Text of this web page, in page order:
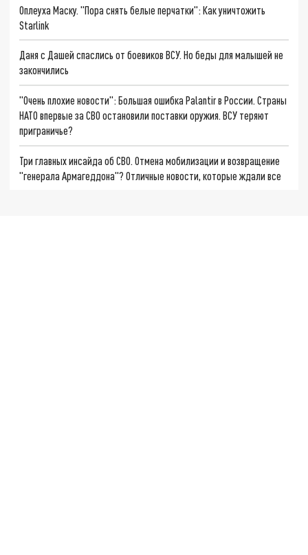
Оплеуха Маску. "Пора снять белые перчатки": Как уничтожить
Starlink
Даня с Дашей спаслись от боевиков ВСУ. Но беды для малышей не
закончились
"Очень плохие новости": Большая ошибка Palantir в России. Страны
НАТО впервые за СВО остановили поставки оружия. ВСУ теряют
приграничье?
Три главных инсайда об СВО. Отмена мобилизации и возвращение
"генерала Армагеддона"? Отличные новости, которые ждали все